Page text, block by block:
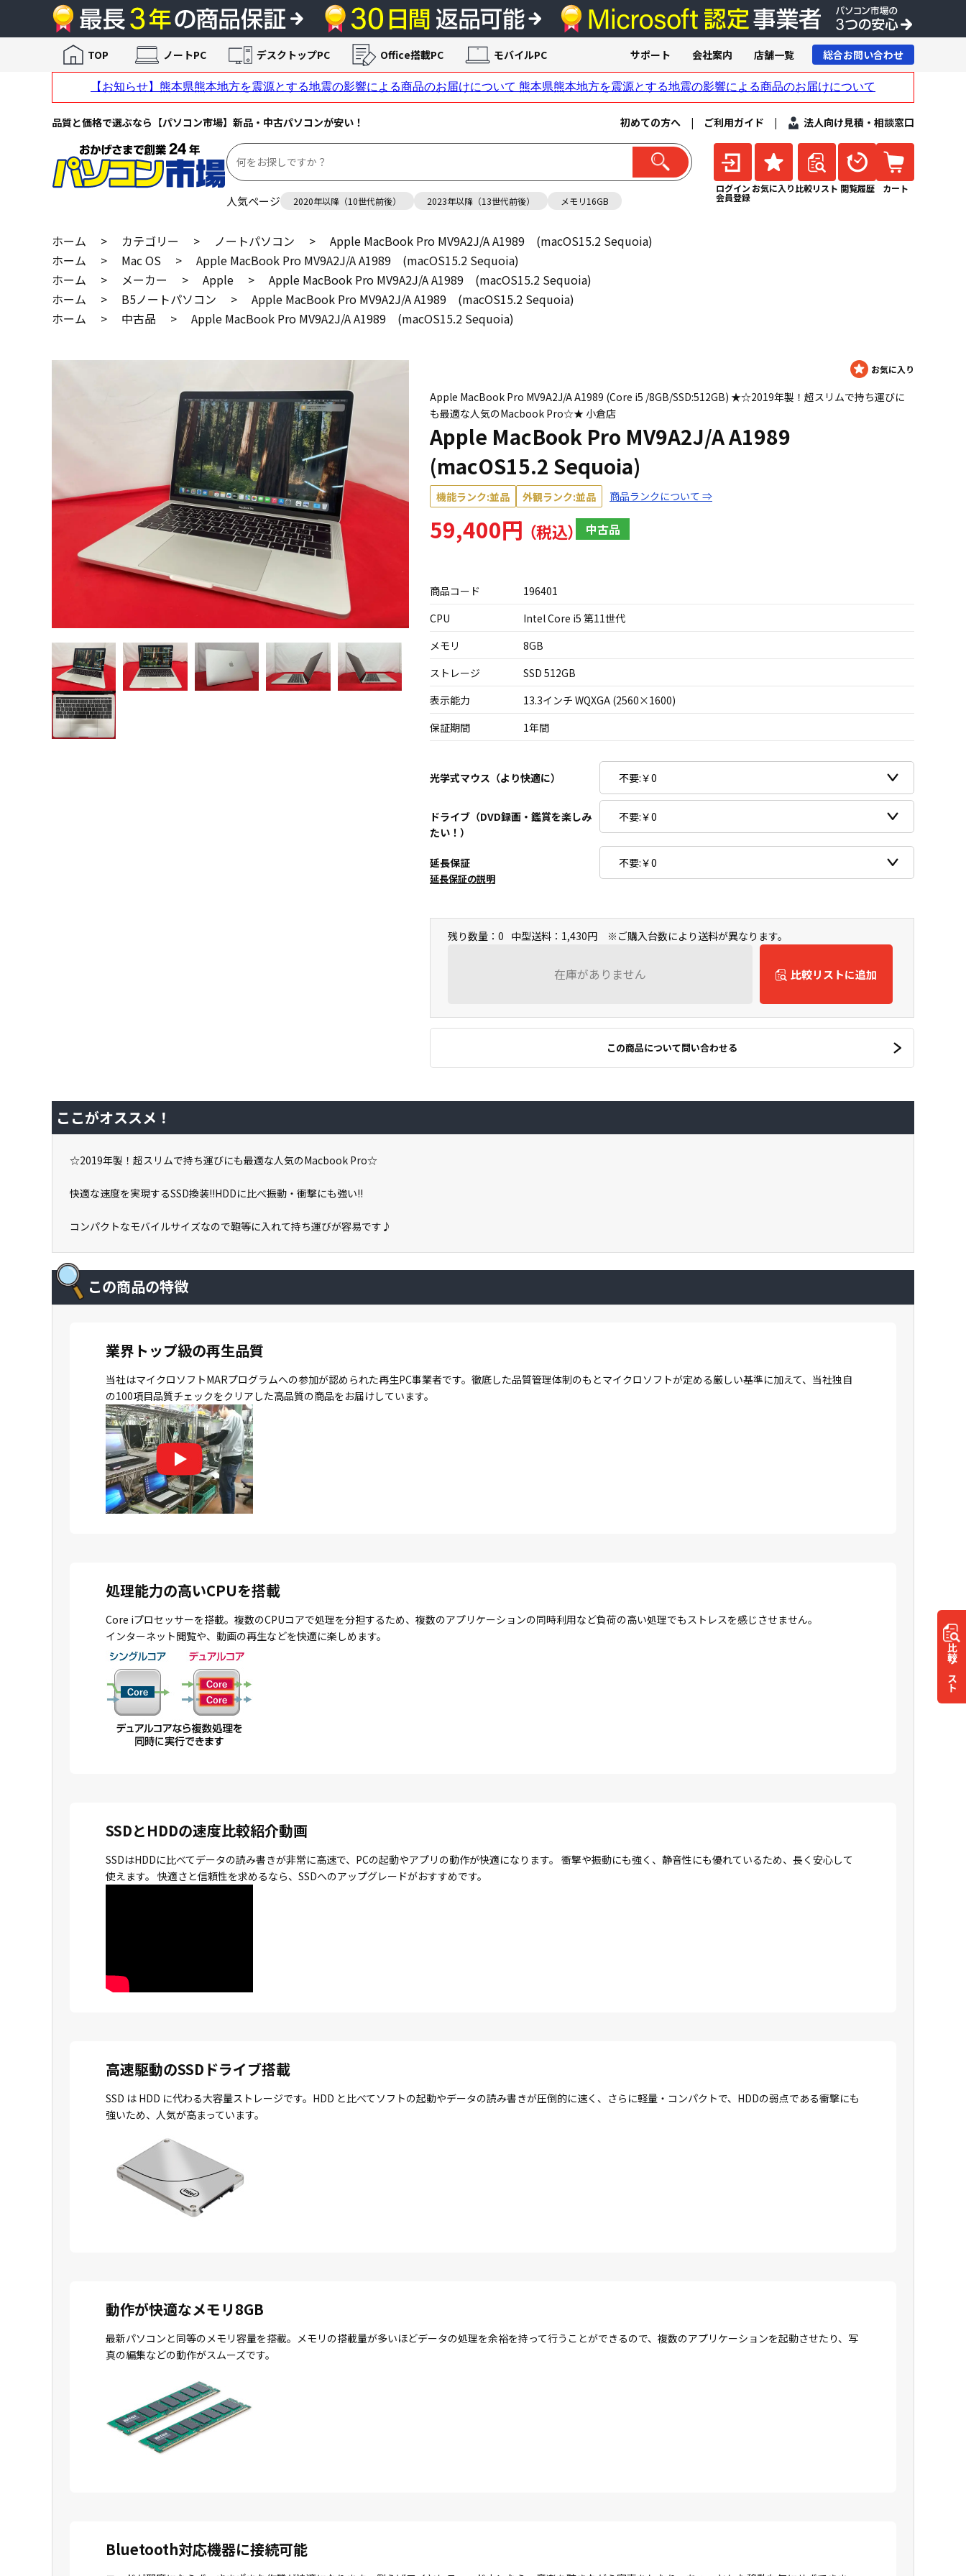
品質と価格で選ぶなら【パソコン市場】新品・中古パソコンが安い！ 初めての方へ | ご利用ガイド | 法人向け見積・相談窓口
人気ページ 2020年以降（10世代前後） 2023年以降（13世代前後） メモリ16GB
ログイン
会員登録
お気に入り 比較リスト 閲覧履歴 カート
TOP ノートPC デスクトップPC Office搭載PC モバイルPC サポート 会社案内 店舗一覧 総合お問い合わせ
ホーム > カテゴリー > ノートパソコン >
Apple MacBook Pro MV9A2J/A A1989 (macOS15.2 Sequoia)
ホーム
> Mac OS >
Apple MacBook Pro MV9A2J/A A1989 (macOS15.2 Sequoia)
ホーム
> メーカー > Apple >
Apple MacBook Pro MV9A2J/A A1989 (macOS15.2 Sequoia)
ホーム
> B5ノートパソコン >
Apple MacBook Pro MV9A2J/A A1989 (macOS15.2 Sequoia)
ホーム
> 中古品 > Apple MacBook Pro MV9A2J/A A1989 (macOS15.2 Sequoia)
Apple MacBook Pro MV9A2J/A A1989 (Core i5 /8GB/SSD:512GB) ★☆2019年製！超スリムで持ち運びに
も最適な人気のMacbook Pro☆★ 小倉店
Apple MacBook Pro MV9A2J/A A1989
(macOS15.2 Sequoia)
機能ランク:並品 外観ランク:並品 商品ランクについて ⇒
59,400円 中古品
商品コード
196401
CPU
Intel Core i5 第11世代
メモリ
8GB
ストレージ
SSD 512GB
表示能力
13.3インチ WQXGA (2560×1600)
保証期間
1年間
光学式マウス（より快適に）
ドライブ（DVD録画・鑑賞を楽しみ
たい！）
延長保証
延長保証の説明
残り数量：0 中型送料：1,430円 ※ご購入台数により送料が異なります。
在庫がありません 比較リストに追加
この商品について問い合わせる
比較
リスト
ここがオススメ！
☆2019年製！超スリムで持ち運びにも最適な人気のMacbook Pro☆
快適な速度を実現するSSD換装!!HDDに比べ振動・衝撃にも強い!!
コンパクトなモバイルサイズなので鞄等に入れて持ち運びが容易です♪
この商品の特徴
業界トップ級の再生品質
当社はマイクロソフトMARプログラムへの参加が認められた再生PC事業者です。徹底した品質管理体制のもとマイクロソフトが定める厳しい基準に加えて、当社独自
の100項目品質チェックをクリアした高品質の商品をお届けしています。
処理能力の高いCPUを搭載
Core iプロセッサーを搭載。複数のCPUコアで処理を分担するため、複数のアプリケーションの同時利用など負荷の高い処理でもストレスを感じさせません。
インターネット閲覧や、動画の再生などを快適に楽しめます。
SSDとHDDの速度比較紹介動画
SSDはHDDに比べてデータの読み書きが非常に高速で、PCの起動やアプリの動作が快適になります。 衝撃や振動にも強く、静音性にも優れているため、長く安心して
使えます。 快適さと信頼性を求めるなら、SSDへのアップグレードがおすすめです。
高速駆動のSSDドライブ搭載
SSD は HDD に代わる大容量ストレージです。HDD と比べてソフトの起動やデータの読み書きが圧倒的に速く、さらに軽量・コンパクトで、HDDの弱点である衝撃にも
強いため、人気が高まっています。
動作が快適なメモリ8GB
最新パソコンと同等のメモリ容量を搭載。メモリの搭載量が多いほどデータの処理を余裕を持って行うことができるので、複数のアプリケーションを起動させたり、写
真の編集などの動作がスムーズです。
Bluetooth対応機器に接続可能